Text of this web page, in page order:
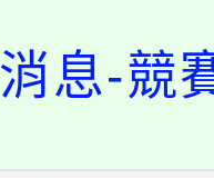
甄選結果(
學年度第
甄選結果(
大學推廣
息-競